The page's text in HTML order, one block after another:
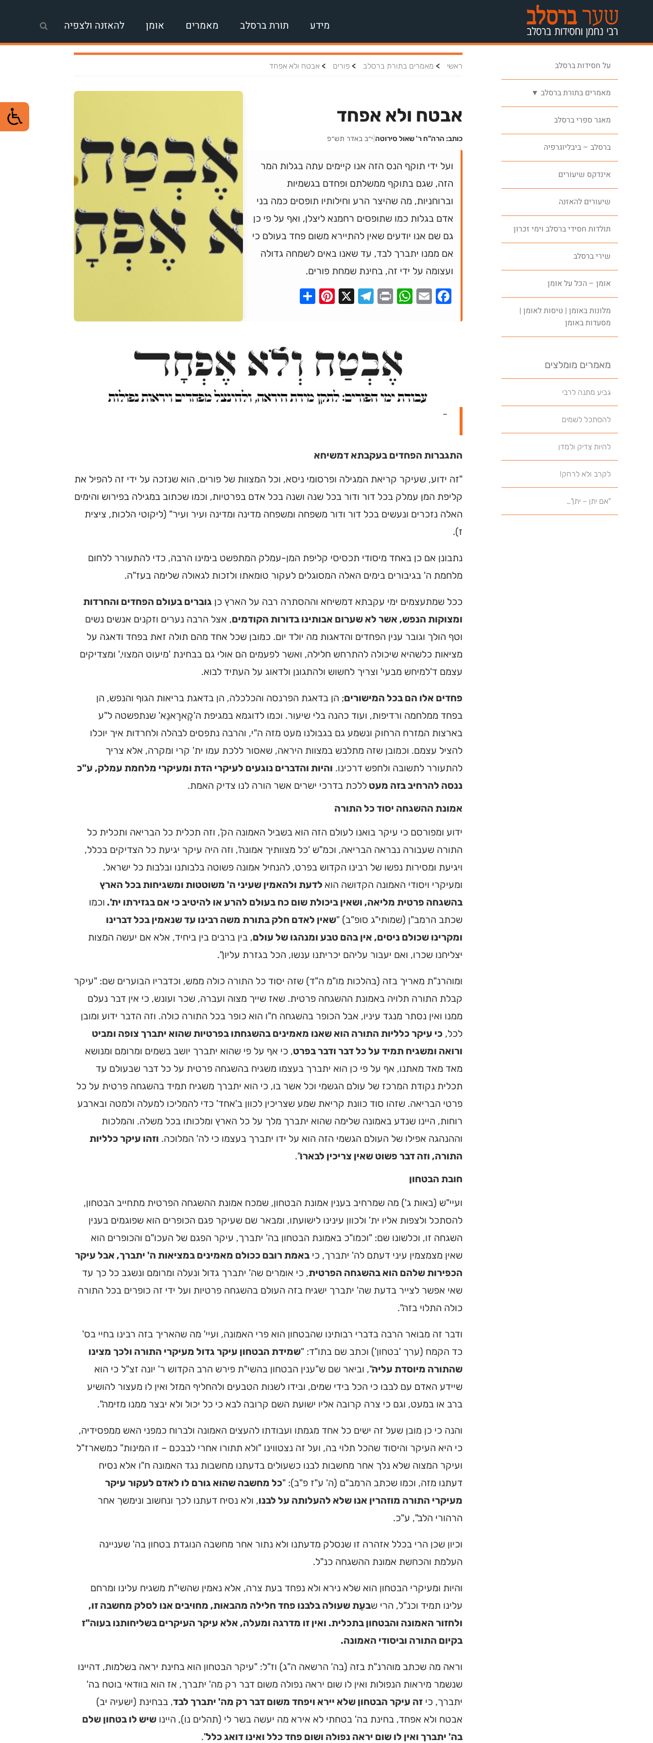
מידע תורת ברסלב מאמרים אומן להאזנה ולצפיה
על חסידות ברסלב
מאמרים בתורת ברסלב ▼
מאגר ספרי ברסלב
ברסלב – ביבליוגרפיה
אינדקס שיעורים
שיעורים להאזנה
תולדות חסידי ברסלב וימי זכרון
שירי ברסלב
אומן – הכל על אומן
מלונות באומן | טיסות לאומן |
מסעדות באומן
מאמרים מומלצים
גביע מתנה לרבי
להסתכל לשמים
להיות צדיק ולמדן
לקרב ולא לרחק!
"אם יתן – יתן"…
ראשי > מאמרים בתורת ברסלב > פורים > אבטח ולא אפחד
אבטח ולא אפחד
כותב: הרה"ח ר' שאול סירוטה י״ב באדר תש״פ
ועל ידי תוקף הנס הזה אנו קיימים עתה בגלות המר
הזה, שגם בתוקף ממשלתם ופחדם בגשמיות
וברוחניות, מה שהיצר הרע וחילותיו תופסים כמה בני
אדם בגלות כמו שתופסים רחמנא ליצלן, ואף על פי כן
גם שם אנו יודעים שאין להתיירא משום פחד בעולם כי
אם ממנו יתברך לבד, עד שאנו באים לשמחה גדולה
ועצומה על ידי זה, בחינת שמחת פורים.
Facebook
Email
WhatsApp
Print
Telegram
X
Pinterest
–
התגברות הפחדים בעקבתא דמשיחא
"זה ידוע, שעיקר קריאת המגילה ופרסומי ניסא, וכל המצוות של פורים, הוא שנזכה על ידי זה להפיל את
קליפת המן עמלק בכל דור ודור בכל שנה ושנה בכל אדם בפרטיות, וכמו שכתוב במגילה בפירוש והימים
האלה נזכרים ונעשים בכל דור ודור משפחה ומשפחה מדינה ומדינה ועיר ועיר" (ליקוטי הלכות, ציצית
ז).
נתבונן אם כן באחד מיסודי תכסיסי קליפת המן-עמלק המתפשט בימינו הרבה, כדי להתעורר ללחום
מלחמת ה' בגיבורים בימים האלה המסוגלים לעקור טומאתו ולזכות לגאולה שלימה בעז"ה.
ככל שמתעצמים ימי עקבתא דמשיחא וההסתרה רבה על הארץ כן גוברים בעולם הפחדים והחרדות
ומצוקות הנפש, אשר לא שערום אבותינו בדורות הקודמים, אצל הרבה נערים וזקנים אנשים נשים
וטף הולך וגובר ענין הפחדים והדאגות מה יולד יום. כמובן שכל אחד מהם תולה זאת בפחד ודאגה על
מציאות כלשהיא שיכולה להתרחש חלילה, ואשר לפעמים הם אולי גם בבחינת 'מיעוט המצוי,' ומצדיקים
עצמם ד'למיחש מבעי' וצריך לחשוש ולהתגונן ולדאוג על העתיד לבוא.
פחדים אלו הם בכל המישורים; הן בדאגת הפרנסה והכלכלה, הן בדאגת בריאות הגוף והנפש, הן
בפחד ממלחמה ורדיפות, ועוד כהנה בלי שיעור. וכמו לדוגמא במגיפת ה'קָארָאנַא' שנתפשטה ל"ע
בארצות המזרח הרחוק ונשמע גם בגבולנו מעט מזה ה"י, והרבה נתפסים לבהלה ולחרדות איך יוכלו
להציל עצמם. וכמובן שזה מתלבש במצוות היראה, שאסור ללכת עמו ית' קרי ומקרה, אלא צריך
להתעורר לתשובה ולחפש דרכינו. והיות והדברים נוגעים לעיקרי הדת ומעיקרי מלחמת עמלק, ע"כ
ננסה להרחיב בזה מעט ללכת בדרכי ישרים אשר הורה לנו צדיק האמת.
אמונת ההשגחה יסוד כל התורה
ידוע ומפורסם כי עיקר בואנו לעולם הזה הוא בשביל האמונה הק', וזה תכלית כל הבריאה ותכלית כל
התורה שעבורה נבראה הבריאה, וכמ"ש 'כל מצוותיך אמונה', וזה היה עיקר יגיעת כל הצדיקים בכלל,
ויגיעת ומסירות נפשו של רבינו הקדוש בפרט, להנחיל אמונה פשוטה בלבותנו ובלבות כל ישראל.
ומעיקרי ויסודי האמונה הקדושה הוא לדעת ולהאמין שעיני ה' משוטטות ומשגיחות בכל הארץ
בהשגחה פרטית מליאה, ושאין ביכולת שום כח בעולם להרע או להיטיב כי אם בגזירתו ית'. וכמו
שכתב הרמב"ן (שמותי"ג סופ"ב) "שאין לאדם חלק בתורת משה רבינו עד שנאמין בכל דברינו
ומקרינו שכולם ניסים, אין בהם טבע ומנהגו של עולם, בין ברבים בין ביחיד, אלא אם יעשה המצות
יצליחנו שכרו, ואם יעבור עליהם יכריתנו ענשו, הכל בגזרת עליון".
ומוהרנ"ת מאריך בזה (בהלכות מו"מ ה"ד) שזה יסוד כל התורה כולה ממש, וכדבריו הבוערים שם: "עיקר
קבלת התורה תלויה באמונת ההשגחה פרטית. שאז שייך מצוה ועברה, שכר ועונש, כי אין דבר נעלם
ממנו ואין נסתר מנגד עיניו, אבל הכופר בהשגחה ח"ו הוא כופר בכל התורה כולה. וזה הדבר ידוע ומובן
לכל, כי עיקר כלליות התורה הוא שאנו מאמינים בהשגחתו בפרטיות שהוא יתברך צופה ומביט
ורואה ומשגיח תמיד על כל דבר ודבר בפרט, כי אף על פי שהוא יתברך יושב בשמים ומרומם ומנושא
מאד מאד מאתנו, אף על פי כן הוא יתברך בעצמו משגיח בהשגחה פרטית על כל דבר שבעולם עד
תכלית נקודת המרכז של עולם הגשמי וכל אשר בו, כי הוא יתברך משגיח תמיד בהשגחה פרטית על כל
פרטי הבריאה. שזהו סוד כוונת קריאת שמע שצריכין לכוון ב'אחד' כדי להמליכו למעלה ולמטה ובארבע
רוחות, היינו שנדע באמונה שלימה שהוא יתברך מלך על כל הארץ ומלכותו בכל משלה. והמלכות
וההנהגה אפילו של העולם הגשמי הזה הוא על ידו יתברך בעצמו כי לה' המלוכה. וזהו עיקר כלליות
התורה, וזה דבר פשוט שאין צריכין לבארו".
חובת הבטחון
ועיי"ש (באות ג') מה שמרחיב בענין אמונת הבטחון, שמכח אמונת ההשגחה הפרטית מתחייב הבטחון,
להסתכל ולצפות אליו ית' ולכוון עינינו לישועתו, ומבאר שם שעיקר פגם הכופרים הוא שפוגמים בענין
השגחה זו, וכלשונו שם: "וכמו"כ באמונת הבטחון בה' יתברך, עיקר הפגם של העכו"ם והכופרים הוא
שאין מצמצמין עיני דעתם לה' יתברך, כי באמת רובם ככולם מאמינים במציאות ה' יתברך, אבל עיקר
הכפירות שלהם הוא בהשגחה הפרטית, כי אומרים שה' יתברך גדול ונעלה ומרומם ונשגב כל כך עד
שאי אפשר לצייר בדעת שה' יתברך ישגיח בזה העולם בהשגחה פרטיות ועל ידי זה כופרים בכל התורה
כולה התלוי בזה".
ודבר זה מבואר הרבה בדברי רבותינו שהבטחון הוא פרי האמונה, ועיי' מה שהאריך בזה רבינו בחיי בס'
כד הקמח (ערך 'בטחון') וכתב שם בתו"ד: "שמידת הבטחון עיקר גדול מעיקרי התורה ולכך מצינו
שהתורה מיוסדת עליה", וביאר שם ש"ענין הבטחון בהשי"ת פירש הרב הקדוש ר' יונה זצ"ל כי הוא
שיידע האדם עם לבבו כי הכל בידי שמים, ובידו לשנות הטבעים ולהחליף המזל ואין לו מעצור להושיע
ברב או במעט, וגם כי צרה קרובה אליו ישועת השם קרובה לבא כי כל יכול ולא יבצר ממנו מזימה".
והנה כי כן מובן שעל זה ישים כל אחד מגמתו ועבודתו להעצים האמונה ולברוח כמפני האש ממפסידיה,
כי היא העיקר והיסוד שהכל תלוי בה, ועל זה נצטווינו "ולא תתורו אחרי לבבכם – זו המינות" כמשארז"ל
ועיקר המצוה שלא נלך אחר מחשבות לבנו כשעולים בדעתנו מחשבות נגד האמונה ח"ו אלא נסיח
דעתנו מזה, וכמו שכתב הרמב"ם (ה' ע"ז פ"ב): "כל מחשבה שהוא גורם לו לאדם לעקור עיקר
מעיקרי התורה מוזהרין אנו שלא להעלותה על לבנו, ולא נסיח דעתנו לכך ונחשוב ונימשך אחר
הרהורי הלב", ע"כ.
וכיון שכן הרי בכלל אזהרה זו שנסלק מדעתנו ולא נתור אחר מחשבה הנוגדת בטחון בה' שעניינה
העלמת והכחשת אמונת ההשגחה כנ"ל.
והיות ומעיקרי הבטחון הוא שלא נירא ולא נפחד בעת צרה, אלא נאמין שהשי"ת משגיח עלינו ומרחם
עלינו תמיד וכנ"ל, הרי שבעֵת שעולה בלבנו פחד חלילה מהבאות, מחויבים אנו לסלק מחשבה זו,
ולחזור האמונה והבטחון בתכלית. ואין זו מדרגה ומעלה, אלא עיקר העיקרים בשליחותנו בעוה"ז
בקיום התורה וביסודי האמונה.
וראה מה שכתב מוהרנ"ת בזה (בה' הרשאה ה"ג) וז"ל: "עיקר הבטחון הוא בחינת יראה בשלמות, דהיינו
שנשמר מיראות הנפולות ואין לו שום יראה נפולה משום דבר רק מה' יתברך, אז הוא בוודאי בוטח בה'
יתברך, כי זה עיקר הבטחון שלא יירא ויפחד משום דבר רק מה' יתברך לבד, בבחינת (ישעיה יב)
אבטח ולא אפחד, בחינת בה' בטחתי לא אירא מה יעשה בשר לי (תהלים נו), היינו שיש לו בטחון שלם
בה' יתברך ואין לו שום יראה נפולה ושום פחד כלל ואינו דואג כלל".